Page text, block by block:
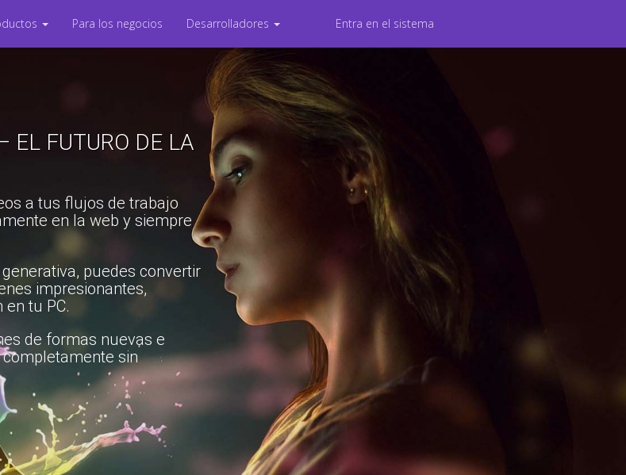
Para los negocios Desarrolladores Entra en el sistema
EL FUTURO DE LA
a tus flujos de trabajo
en la web y siempre
puedes convertir
impresionantes,
tu PC.
de formas nuevas e
sin